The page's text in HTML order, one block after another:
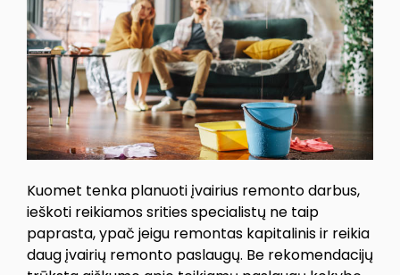
Kuomet tenka planuoti įvairius remonto darbus,
ieškoti reikiamos srities specialistų ne taip
paprasta, ypač jeigu remontas kapitalinis ir reikia
daug įvairių remonto paslaugų. Be rekomendacijų